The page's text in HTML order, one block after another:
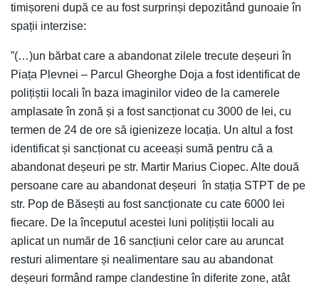
timișoreni după ce au fost surprinși depozitând gunoaie în
spații interzise:
”(…)un bărbat care a abandonat zilele trecute deșeuri în
Piața Plevnei – Parcul Gheorghe Doja a fost identificat de
polițiștii locali în baza imaginilor video de la camerele
amplasate în zonă și a fost sancționat cu 3000 de lei, cu
termen de 24 de ore să igienizeze locația. Un altul a fost
identificat și sancționat cu aceeași sumă pentru că a
abandonat deșeuri pe str. Martir Marius Ciopec. Alte două
persoane care au abandonat deșeuri în stația STPT de pe
str. Pop de Băsești au fost sancționate cu cate 6000 lei
fiecare. De la începutul acestei luni polițiștii locali au
aplicat un număr de 16 sancțiuni celor care au aruncat
resturi alimentare și nealimentare sau au abandonat
deșeuri formând rampe clandestine în diferite zone, atât